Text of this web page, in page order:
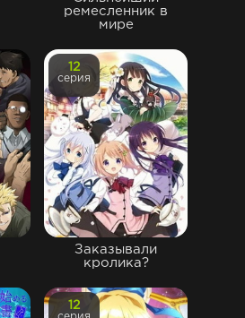
ремесленник в
мире
Заказывали
кролика?
12
серия
12